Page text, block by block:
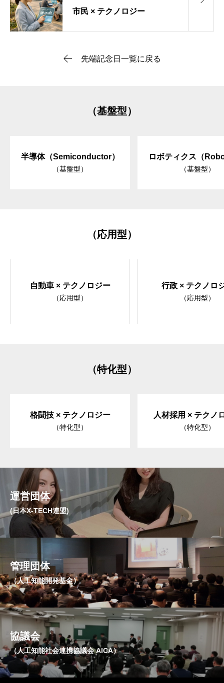
市民 × テクノロジー
先端記念日一覧に戻る
（基盤型）
半導体（Semiconductor）
（基盤型）
ロボティクス（
（基盤型）
（応用型）
自動車 × テクノロジー
（応用型）
行政 × テクノロ
（応用型）
（特化型）
格闘技 × テクノロジー
（特化型）
人材採用 × テクノ
（特化型）
運営団体
(日本X-TECH連盟)
管理団体
（人工知能開発基金）
協議会
（人工知能社会連携協議会 AICA）